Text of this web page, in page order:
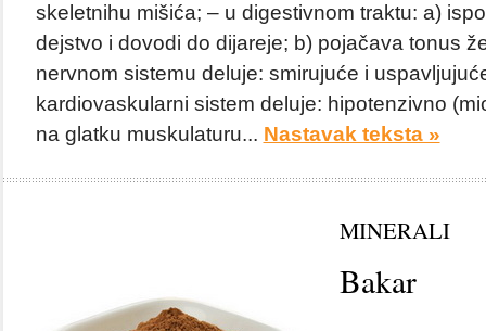
skeletnihu mišića; – u digestivnom traktu: a)
dejstvo i dovodi do dijareje; b) pojačava tonus
nervnom sistemu deluje: smirujuće i
kardiovaskularni sistem deluje: hipotenzivno
na glatku muskulaturu... Nastavak teksta »
MINERALI
Bakar